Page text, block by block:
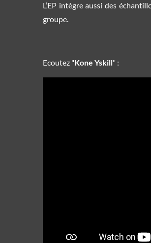
L’EP intègre aussi des
groupe.
Ecoutez "Kone Yskill" :